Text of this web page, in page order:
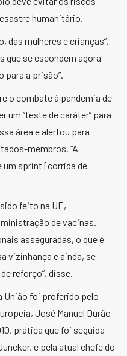
humanitário.
das mulheres e crianças”,
que se escondem agora
para a prisão”.
o combate à pandemia de
um “teste de caráter” para
área e alertou para
membros. “A
um sprint [corrida de
feito na UE,
de vacinas.
asseguradas, o que é
vizinhança e ainda, se
reforço”, disse.
União foi proferido pelo
José Manuel Durão
prática que foi seguida
e pela atual chefe do